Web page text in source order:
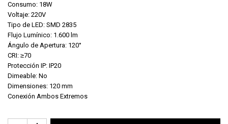
Consumo: 18W
Voltaje: 220V
Tipo de LED: SMD 2835
Flujo Lumínico: 1.600 lm
Ángulo de Apertura: 120°
CRI: ≥70
Protección IP: IP20
Dimeable: No
Dimensiones: 120 mm
Conexión Ambos Extremos